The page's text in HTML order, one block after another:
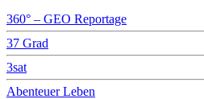
360° – GEO Reportage
37 Grad
3sat
Abenteuer Leben